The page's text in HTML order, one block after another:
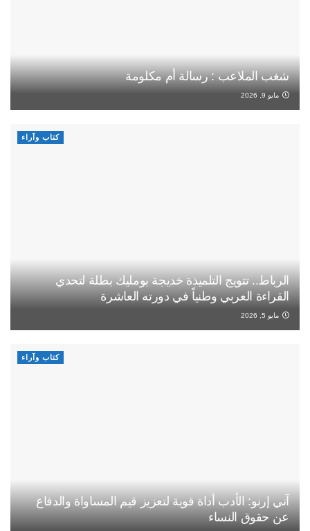
شغب الملاعب : رسالة أم مكلومة
مايو 9, 2026
كتاب وآراء
الرباط.. تتويج التلميذة خديجة بومليك بطلة لتحدي
القراءة العربي وطنياً في دورته العاشرة
مايو 5, 2026
كتاب وآراء
آني إرنو: الأدب أداة قوية لتعزيز قيم المساواة والدفاع
عن حقوق النساء